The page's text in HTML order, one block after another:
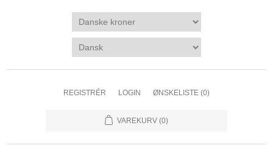
REGISTRÉR LOGIN ØNSKELISTE (0)
VAREKURV (0)